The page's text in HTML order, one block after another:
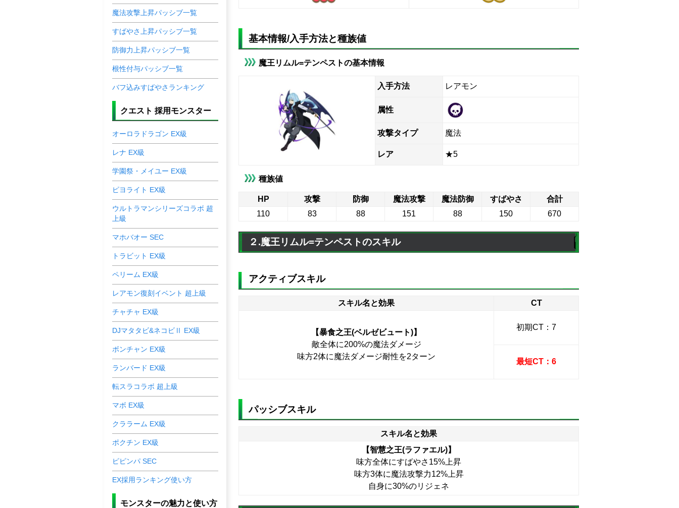
基本情報/入手方法と種族値
魔王リムル=テンペストの基本情報
入手方法 レアモン
属性
攻撃タイプ 魔法
レア ★5
種族値
HP 攻撃 防御 魔法攻撃 魔法防御 すばやさ
合計
110
83 88 151 88 150 670
２.魔王リムル=テンペストのスキル
アクティブスキル
スキル名と効果 CT
【暴食之王(ベルゼビュート)】
敵全体に200%の魔法ダメージ
味方2体に魔法ダメージ耐性を2ターン
初期CT：7
最短CT：6
パッシブスキル
スキル名と効果
【智慧之王(ラファエル)】
味方全体にすばやさ15%上昇
味方3体に魔法攻撃力12%上昇
自身に30%のリジェネ
魔法攻撃上昇パッシブ一覧
すばやさ上昇パッシブ一覧
防御力上昇パッシブ一覧
根性付与パッシブ一覧
バフ込みすばやさランキング
クエスト 採用モンスター
オーロラドラゴン EX級
レナ EX級
学園祭・メイユー EX級
ピヨライト EX級
ウルトラマンシリーズコラボ 超
上級
マホバオー SEC
トラビット EX級
ペリーム EX級
レアモン復刻イベント 超上級
チャチャ EX級
DJマタタビ&ネコビⅡ EX級
ボンチャン EX級
ランバード EX級
転スラコラボ 超上級
マボ EX級
クララーム EX級
ポクチン EX級
ピピンパ SEC
EX採用ランキング使い方
モンスターの魅力と使い方